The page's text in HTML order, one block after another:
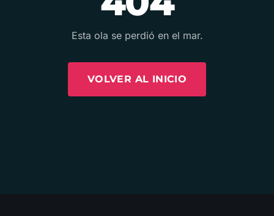
Esta ola se perdió en el mar.
VOLVER AL INICIO